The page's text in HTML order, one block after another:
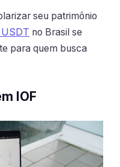
seu patrimônio
no Brasil se
para quem busca
IOF